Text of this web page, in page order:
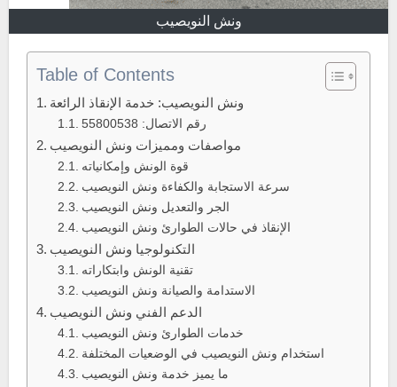
ونش النويصيب
Table of Contents
ونش النويصيب: خدمة الإنقاذ الرائعة
رقم الاتصال: 55800538
مواصفات ومميزات ونش النويصيب
قوة الونش وإمكانياته
سرعة الاستجابة والكفاءة ونش النويصيب
الجر والتعديل ونش النويصيب
الإنقاذ في حالات الطوارئ ونش النويصيب
التكنولوجيا ونش النويصيب
تقنية الونش وابتكاراته
الاستدامة والصيانة ونش النويصيب
الدعم الفني ونش النويصيب
خدمات الطوارئ ونش النويصيب
استخدام ونش النويصيب في الوضعيات المختلفة
ما يميز خدمة ونش النويصيب